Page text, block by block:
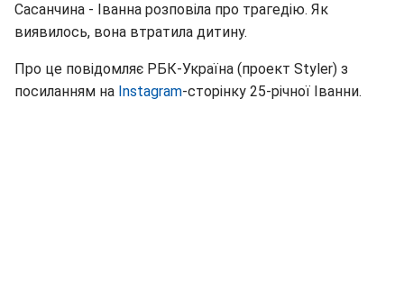
Сасанчина - Іванна розповіла про трагедію. Як
виявилось, вона втратила дитину.
Про це повідомляє РБК-Україна (проект Styler) з
посиланням на Instagram-сторінку 25-річної Іванни.